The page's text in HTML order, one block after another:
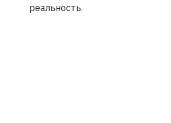
реальность.